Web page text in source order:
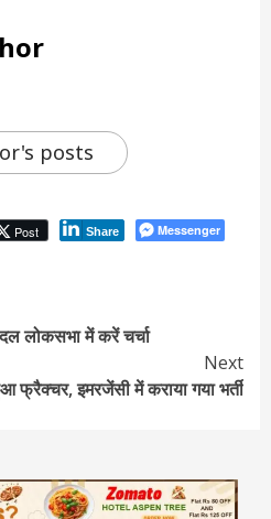
posts
Post Share Messenger
लोकसभा में करें चर्चा
Next
इमरजेंसी में कराया गया भर्ती